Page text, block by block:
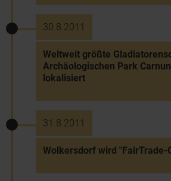
30.8.2011
Weltweit größte
Archäologischen Park
lokalisiert
31.8.2011
Wolkersdorf wird "FairTrade-